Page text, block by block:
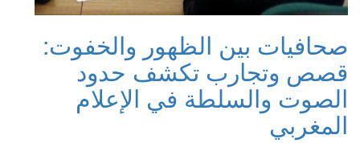
صحافيات بين الظهور والخفوت:
قصص وتجارب تكشف حدود
الصوت والسلطة في الإعلام
المغربي